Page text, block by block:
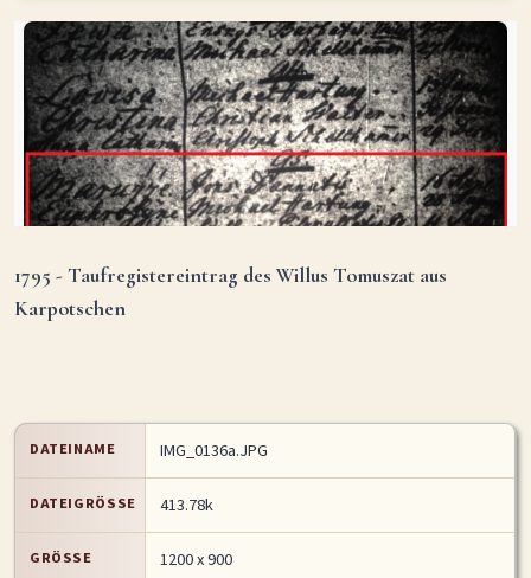
Lesezeichen Personendaten Senden
Benutzer-Login beantragen Forum
SPRACHE / LANGUAGE
Deutsch English
1795 - Taufregistereintrag des Willus Tomuszat aus
Karpotschen
DATEINAME IMG_0136a.JPG
DATEIGRÖSSE 413.78k
GRÖSSE 1200 x 900